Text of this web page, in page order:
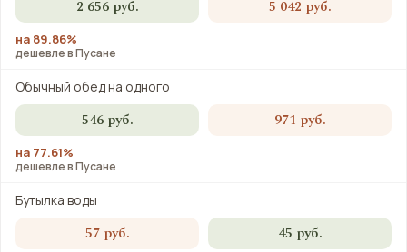
2 656 руб. 5 042 руб.
на 89.86%
дешевле в Пусане
Обычный обед на одного
546 руб. 971 руб.
на 77.61%
дешевле в Пусане
Бутылка воды
57 руб. 45 руб.